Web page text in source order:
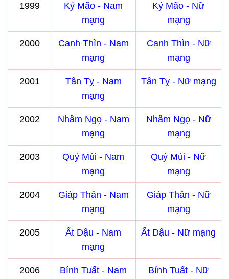
1999
Kỷ Mão - Nam
mạng
Kỷ Mão - Nữ
mạng
2000
Canh Thìn - Nam
mạng
Canh Thìn - Nữ
mạng
2001
Tân Tỵ - Nam
mạng
Tân Tỵ - Nữ mạng
2002
Nhâm Ngọ - Nam
mạng
Nhâm Ngọ - Nữ
mạng
2003
Quý Mùi - Nam
mạng
Quý Mùi - Nữ
mạng
2004
Giáp Thân - Nam
mạng
Giáp Thân - Nữ
mạng
2005
Ất Dậu - Nam
mạng
Ất Dậu - Nữ mạng
2006
Bính Tuất - Nam
Bính Tuất - Nữ